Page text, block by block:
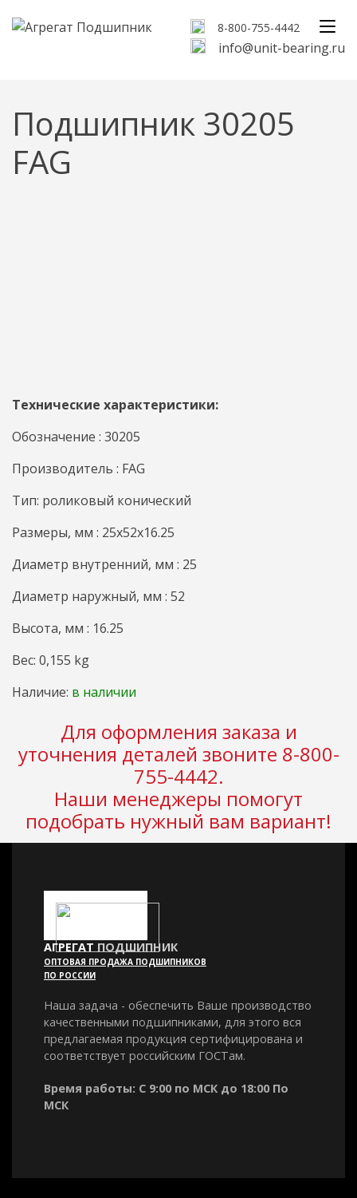
8-800-755-4442
info@unit-bearing.ru
Подшипник 30205
FAG
Технические характеристики:
Обозначение : 30205
Производитель : FAG
Тип: роликовый конический
Размеры, мм : 25x52x16.25
Диаметр внутренний, мм : 25
Диаметр наружный, мм : 52
Высота, мм : 16.25
Вес: 0,155 kg
Наличие: в наличии
Для оформления заказа и
уточнения деталей звоните 8-800-
755-4442.
Наши менеджеры помогут
подобрать нужный вам вариант!
АГРЕГАТ ПОДШИПНИК
ОПТОВАЯ ПРОДАЖА ПОДШИПНИКОВ
ПО РОССИИ
Наша задача - обеспечить Ваше производство
качественными подшипниками, для этого вся
предлагаемая продукция сертифицирована и
соответствует российским ГОСТам.
Время работы: С 9:00 по МСК до 18:00 По
МСК